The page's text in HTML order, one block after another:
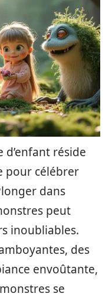
d’enfant réside
pour célébrer
dans
peut
inoubliables.
des
envoûtante,
se